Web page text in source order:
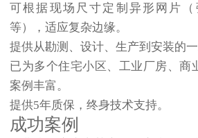
可根据现场尺寸定制异形网片
等），适应复杂边缘。
提供从勘测、设计、生产到安装的一
已为多个住宅小区、工业厂房、商
案例丰富。
提供5年质保，终身技术支持。
成功案例